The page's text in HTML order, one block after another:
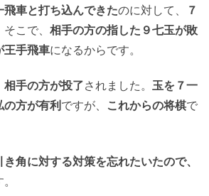
飛車と打ち込んできたのに対して、
７
こで、 相手の方の指した９七玉が敗
王手飛車になるからです。
手の方が投了されました。 玉を７一
方が有利ですが、 これからの将棋で
角に対する対策を忘れたいたので、